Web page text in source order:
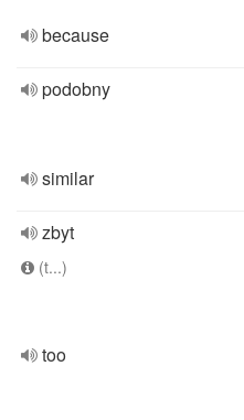
because
podobny
similar
zbyt
(t...)
too